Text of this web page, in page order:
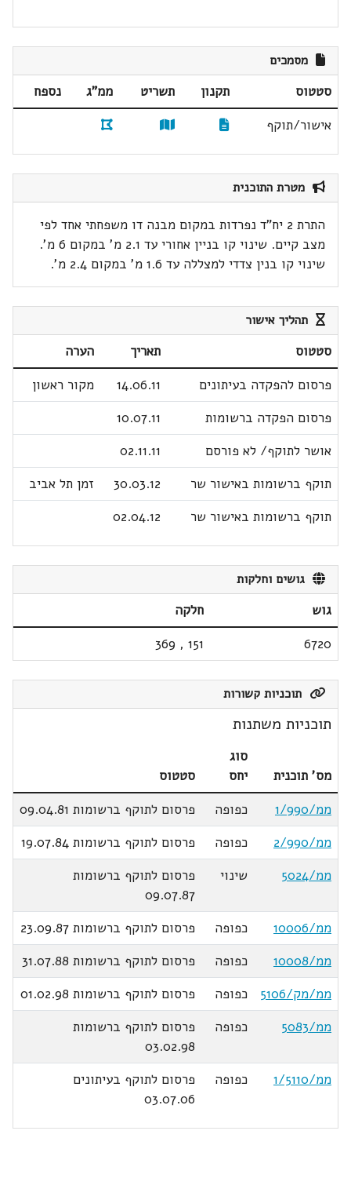
מסמכים
סטטוס תקנון תשריט ממ"ג
נספח
אישור/תוקף
מטרת התוכנית
התרת 2 יח"ד נפרדות במקום מבנה דו משפחתי אחד לפי
מצב קיים. שינוי קו בניין אחורי עד 2.1 מ' במקום 6 מ'.
שינוי קו בנין צדדי למצללה עד 1.6 מ' במקום 2.4 מ'.
תהליך אישור
סטטוס תאריך
הערה
פרסום להפקדה בעיתונים
14.06.11
מקור ראשון
פרסום הפקדה ברשומות
10.07.11
אושר לתוקף/ לא פורסם
02.11.11
תוקף ברשומות באישור שר
30.03.12
זמן תל אביב
תוקף ברשומות באישור שר
02.04.12
גושים וחלקות
גוש
חלקה
6720
151
,
369
תוכניות קשורות
תוכניות משתנות
מס' תוכנית
סוג
יחס
סטטוס
ממ/1/990
כפופה
פרסום לתוקף ברשומות 09.04.81
ממ/2/990
כפופה
פרסום לתוקף ברשומות 19.07.84
ממ/5024
שינוי
פרסום לתוקף ברשומות
09.07.87
ממ/10006
כפופה
פרסום לתוקף ברשומות 23.09.87
ממ/10008
כפופה
פרסום לתוקף ברשומות 31.07.88
ממ/מק/5106
כפופה
פרסום לתוקף ברשומות 01.02.98
ממ/5083
כפופה
פרסום לתוקף ברשומות
03.02.98
ממ/1/5110
כפופה
פרסום לתוקף בעיתונים
03.07.06